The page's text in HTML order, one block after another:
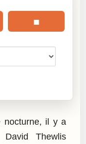
■
nocturne, il y a
Thewlis